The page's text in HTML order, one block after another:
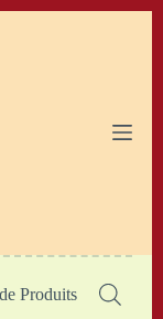
Produits